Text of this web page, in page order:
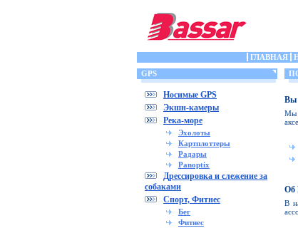
ГЛАВНАЯ
GPS
Носимые GPS
Экшн-камеры
Река-море
Эхолоты
Картплоттеры
Радары
Panoptix
Дрессировка и слежение за
собаками
Спорт, Фитнес
Бег
Фитнес
Вы
Мы
Об
В